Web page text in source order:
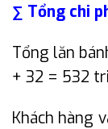
∑ Tổng chi
Tổng lăn
+ 32 = 532
Khách hàng